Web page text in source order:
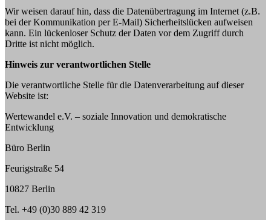
Wir weisen darauf hin, dass die Datenübertragung im Internet (z.B.
bei der Kommunikation per E-Mail) Sicherheitslücken aufweisen
kann. Ein lückenloser Schutz der Daten vor dem Zugriff durch
Dritte ist nicht möglich.
Hinweis zur verantwortlichen Stelle
Die verantwortliche Stelle für die Datenverarbeitung auf dieser
Website ist:
Wertewandel e.V. – soziale Innovation und demokratische
Entwicklung
Büro Berlin
Feurigstraße 54
10827 Berlin
Tel. +49 (0)30 889 42 319